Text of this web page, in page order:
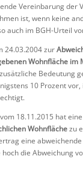
Verein­ba­rung der
ist, wenn keine
auch im BGH-Urteil
24.03.2004 zur
Wohnfläche im
Bedeu­tung
10 Prozent
18.11.2015 hat
Wohnflächezu
eine
die Abwei­chung